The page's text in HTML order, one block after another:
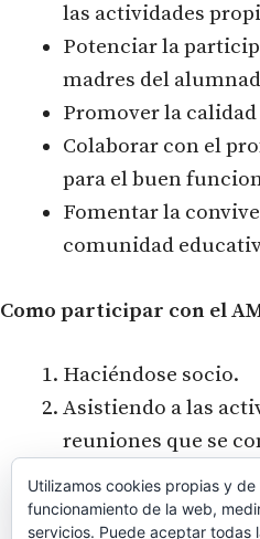
las actividades
Potenciar la
madres del
Promover la
Colaborar con el
para el buen
Fomentar la
comunidad
Como participar con el
Haciéndose socio.
Asistiendo a las
reuniones que se
Formando parte de
Utilizamos cookies propias y
funcionamiento de la web,
servicios. Puede aceptar todas